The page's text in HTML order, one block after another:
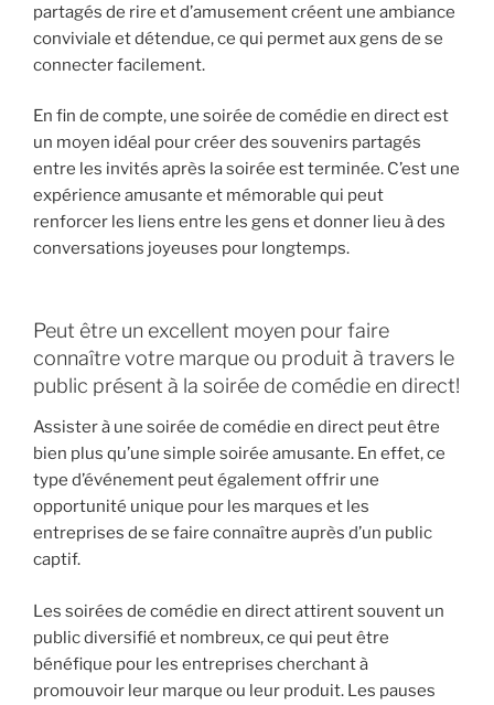
partagés de rire et d’amusement créent une ambiance
conviviale et détendue, ce qui permet aux gens de se
connecter facilement.
En fin de compte, une soirée de comédie en direct est
un moyen idéal pour créer des souvenirs partagés
entre les invités après la soirée est terminée. C’est une
expérience amusante et mémorable qui peut
renforcer les liens entre les gens et donner lieu à des
conversations joyeuses pour longtemps.
Peut être un excellent moyen pour faire
connaître votre marque ou produit à travers le
public présent à la soirée de comédie en direct!
Assister à une soirée de comédie en direct peut être
bien plus qu’une simple soirée amusante. En effet, ce
type d’événement peut également offrir une
opportunité unique pour les marques et les
entreprises de se faire connaître auprès d’un public
captif.
Les soirées de comédie en direct attirent souvent un
public diversifié et nombreux, ce qui peut être
bénéfique pour les entreprises cherchant à
promouvoir leur marque ou leur produit. Les pauses